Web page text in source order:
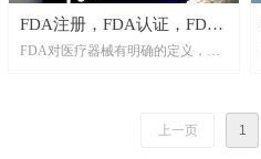
FDA注册，FDA认证，FDA
注册服务，医疗器械FDA注
FDA对医疗器械有明确的定义，其
它相关物品，包括组件、零件或附
上一页
1